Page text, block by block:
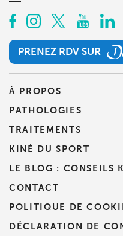
PRENEZ RDV SUR
PRENEZ RDV SUR
À PROPOS
PATHOLOGIES
TRAITEMENTS
KINÉ DU SPORT
LE BLOG : CONSEILS
CONTACT
POLITIQUE DE
DÉCLARATION DE